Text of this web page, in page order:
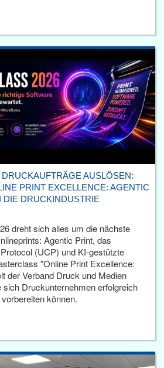
AUSLÖSEN:
PRINT EXCELLENCE: AGENTIC
DIE DRUCKINDUSTRIE
dreht sich alles um die nächste
Agentic Print, das
(UCP) und KI-gestützte
"Online Print Excellence:
der Verband Druck und Medien
Druckunternehmen erfolgreich
können.